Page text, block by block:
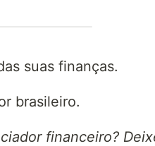
suas finanças.
brasileiro.
financeiro?